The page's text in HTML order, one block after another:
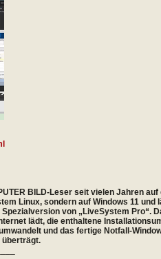
BILD-Leser seit vielen Jahren
Linux, sondern auf Windows 11 und
von „LiveSystem Pro“.
lädt, die enthaltene
und das fertige Notfall-
überträgt.